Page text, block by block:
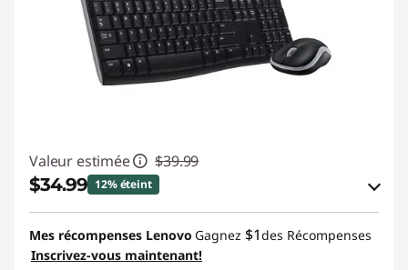
Valeur estimée $39.99
$34.99 12% éteint
Économies en bon de réduction en ligne :
-$5.00
Mes récompenses Lenovo Gagnez $1des Récompenses
Inscrivez-vous maintenant!